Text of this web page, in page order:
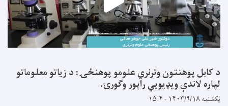
د کابل پوهنتون وترنري علومو پوهنځۍ: د زیاتو معلوماتو
لپاره لاندې ویډیويي راپور وګورئ.
یکشنبه ۱۴۰۳/۹/۱۸ - ۱۵:۴